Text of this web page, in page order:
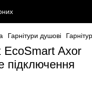
Гарнітури душові
EcoSmart Axor
підключення